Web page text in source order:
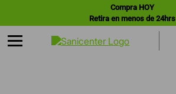
Compra HOY
Retira en menos de 24hrs